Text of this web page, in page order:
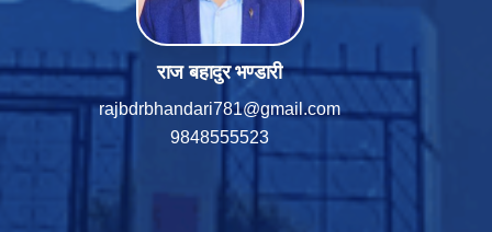
राज बहादुर भण्डारी
rajbdrbhandari781@gmail.com
9848555523